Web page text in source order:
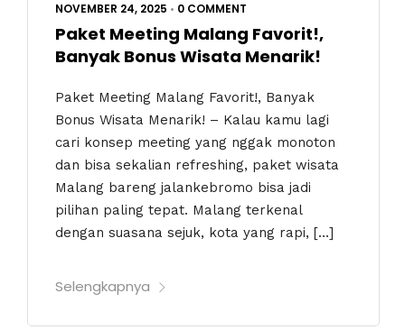
NOVEMBER 24, 2025 • 0 COMMENT
Paket Meeting Malang Favorit!,
Banyak Bonus Wisata Menarik!
Paket Meeting Malang Favorit!, Banyak
Bonus Wisata Menarik! – Kalau kamu lagi
cari konsep meeting yang nggak monoton
dan bisa sekalian refreshing, paket wisata
Malang bareng jalankebromo bisa jadi
pilihan paling tepat. Malang terkenal
dengan suasana sejuk, kota yang rapi, […]
Selengkapnya